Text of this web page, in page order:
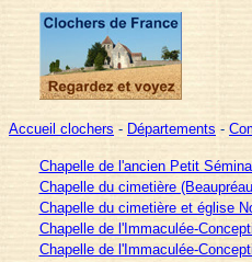
Accueil clochers - Départements -
Chapelle de l'ancien Petit
Chapelle du cimetière
Chapelle du cimetière et église
Chapelle de l'Immaculée-
Chapelle de l'Immaculée-